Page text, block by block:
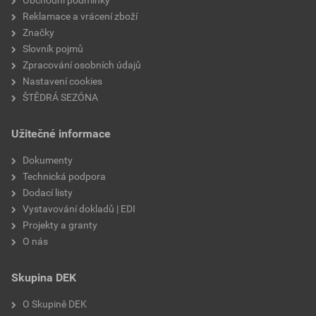
šířka řezu
Reklamace a vrácení zboží
Značky
Slovník pojmů
Zpracování osobních údajů
Nastavení cookies
ŠTĚDRÁ SEZÓNA
Užitečné informace
Dokumenty
Technická podpora
Dodací listy
Vystavování dokladů | EDI
Projekty a granty
O nás
Skupina DEK
O Skupině DEK